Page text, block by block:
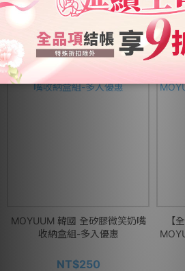
相關產
⭐任選多入再享優惠
MOYUUM 韓國 全矽膠微笑奶嘴
收納盒組-多入優惠
NT$250
【